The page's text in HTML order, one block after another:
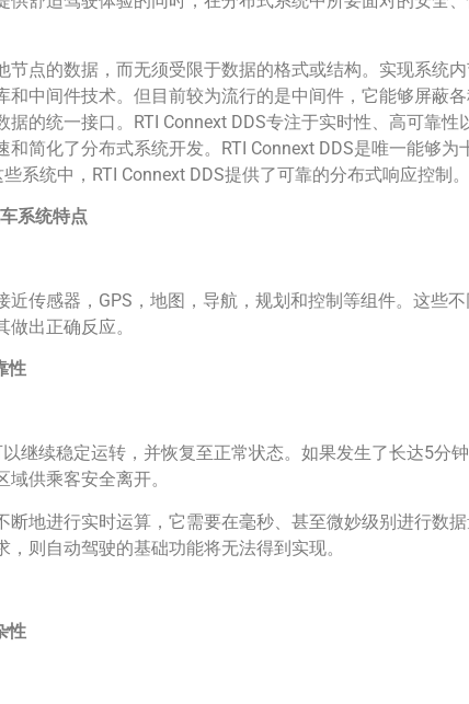
点的数据，而无须受限于数据的格式或结构。实现系统
中间件技术。但目前较为流行的是中间件，它能够屏蔽
的统一接口。RTI Connext DDS专注于实时性、高可靠性
简化了分布式系统开发。RTI Connext DDS是唯一能够为
统中，RTI Connext DDS提供了可靠的分布式响应控制。
系统特点
传感器，GPS，地图，导航，规划和控制等组件。这些
出正确反应。
性
继续稳定运转，并恢复至正常状态。如果发生了长达5分
供乘客安全离开。
地进行实时运算，它需要在毫秒、甚至微妙级别进行数
则自动驾驶的基础功能将无法得到实现。
性